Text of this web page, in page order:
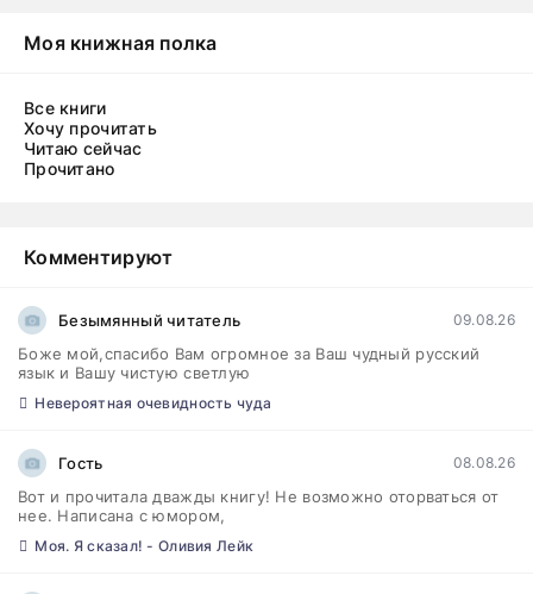
Моя книжная полка
Все книги
Хочу прочитать
Читаю сейчас
Прочитано
Комментируют
Безымянный читатель 09.08.26
Боже мой,спасибо Вам огромное за Ваш чудный русский
язык и Вашу чистую светлую
Невероятная очевидность чуда
Гость 08.08.26
Вот и прочитала дважды книгу! Не возможно оторваться от
нее. Написана с юмором,
Моя. Я сказал! - Оливия Лейк